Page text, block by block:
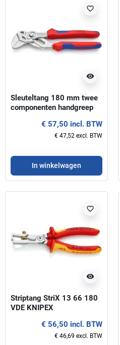
visibility
favorite_border
Sleuteltang 180 mm twee
componenten handgreep
€ 57,50 incl. BTW
€ 47,52 excl. BTW
In winkelwagen
visibility
favorite_border
Striptang StriX 13 66 180
VDE KNIPEX
€ 56,50 incl. BTW
€ 46,69 excl. BTW